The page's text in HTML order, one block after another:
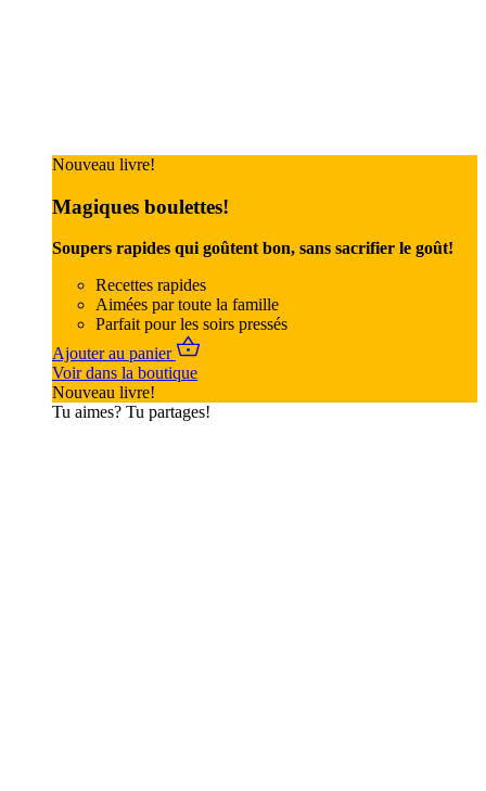
Nouveau livre!
Magiques boulettes!
Soupers rapides qui goûtent bon, sans sacrifier le goût!
Recettes rapides
Aimées par toute la famille
Parfait pour les soirs pressés
Ajouter au panier
Voir dans la boutique
Nouveau livre!
Tu aimes? Tu partages!